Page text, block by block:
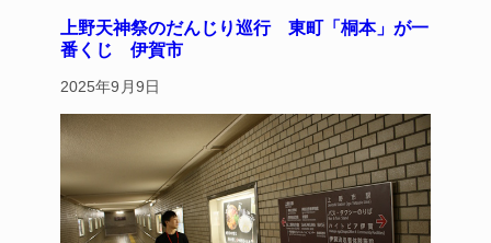
上野天神祭のだんじり巡行 東町「桐本」が一
番くじ 伊賀市
2025年9月9日